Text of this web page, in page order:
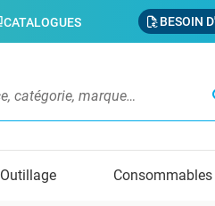
CATALOGUES BESOIN
Outillage Consommables